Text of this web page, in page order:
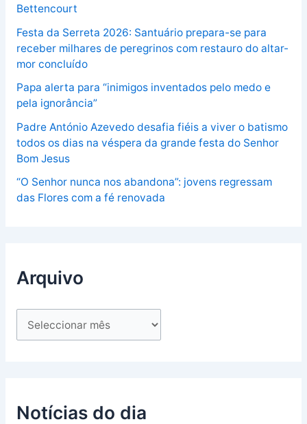
Bettencourt
Festa da Serreta 2026: Santuário prepara-se para
receber milhares de peregrinos com restauro do altar-
mor concluído
Papa alerta para “inimigos inventados pelo medo e
pela ignorância”
Padre António Azevedo desafia fiéis a viver o batismo
todos os dias na véspera da grande festa do Senhor
Bom Jesus
“O Senhor nunca nos abandona”: jovens regressam
das Flores com a fé renovada
Arquivo
Notícias do dia